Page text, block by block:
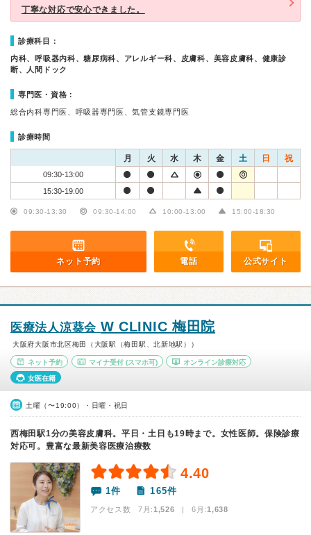
丁寧な対応で安心できました。
診療科目：
内科、呼吸器内科、糖尿病科、アレルギー科、皮膚科、美容皮膚科、健康診
断、人間ドック
専門医・資格：
総合内科専門医、呼吸器専門医、気管支鏡専門医
診療時間
月 火 水 木 金 土 日 祝
09:30-13:00
15:30-19:00
09:30-13:30 09:30-14:00 10:00-13:00 15:00-18:30
ネット予約 電話 公式サイト
医療法人涼葵会 W CLINIC 梅田院
大阪府大阪市北区梅田（大阪駅（梅田駅、北新地駅））
ネット予約 マイナ受付(スマホ可) オンライン診療対応
女医在籍
土曜（〜19:00）・日曜・祝日
西梅田駅1分の美容皮膚科。平日・土日も19時まで。女性医師。保険診療
対応可。豊富な最新美容医療治療数
4.40
1件 165件
アクセス数 7月:1,526 | 6月:1,638